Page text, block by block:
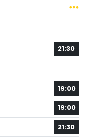
21:30
19:00
19:00
21:30